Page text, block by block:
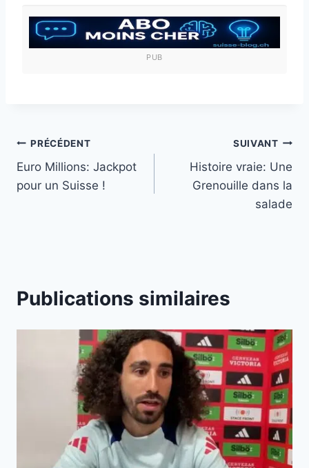
publication :
PUB
Navigation
de
PRÉCÉDENT
Euro Millions: Jackpot
pour un Suisse !
SUIVANT
Histoire vraie: Une
Grenouille dans la
salade
Publications similaires